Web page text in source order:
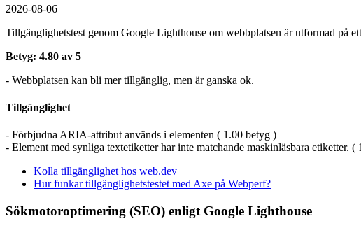
2026-08-06
Tillgänglighetstest genom Google Lighthouse om webbplatsen är utformad på
Betyg: 4.80 av 5
- Webbplatsen kan bli mer tillgänglig, men är ganska ok.
Tillgänglighet
- Förbjudna ARIA-attribut används i elementen ( 1.00 betyg )
- Element med synliga textetiketter har inte matchande maskinläsbara etiketter. (
Kolla tillgänglighet hos web.dev
Hur funkar tillgänglighetstestet med Axe på Webperf?
Sökmotoroptimering (SEO) enligt Google Lighthouse